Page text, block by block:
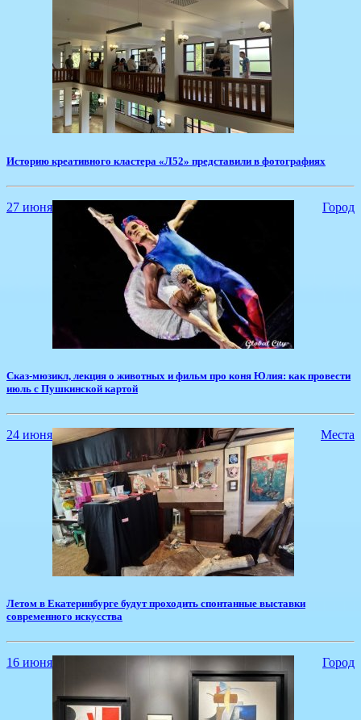
​Историю креативного кластера «Л52» представили в фотографиях
27 июня Город
​Сказ-мюзикл, лекция о животных и фильм про коня Юлия: как провести
июль с Пушкинской картой
24 июня Места
​Летом в Екатеринбурге будут проходить спонтанные выставки
современного искусства
16 июня Город